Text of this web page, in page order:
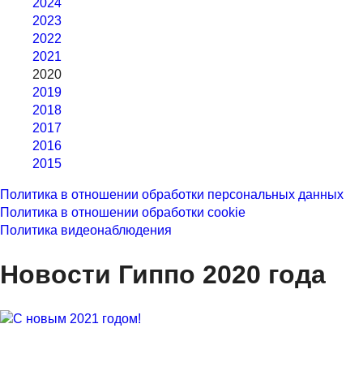
2024
2023
2022
2021
2020
2019
2018
2017
2016
2015
Политика в отношении обработки персональных данных
Политика в отношении обработки cookie
Политика видеонаблюдения
Новости Гиппо 2020 года